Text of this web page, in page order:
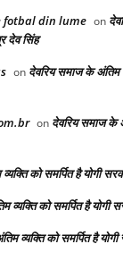
fotbal din lume on
देव सिंह
on देवरिय समाज के अंतिम
on देवरिय समाज के
को समर्पित है योगी
व्यक्ति को समर्पित है योगी
व्यक्ति को समर्पित है